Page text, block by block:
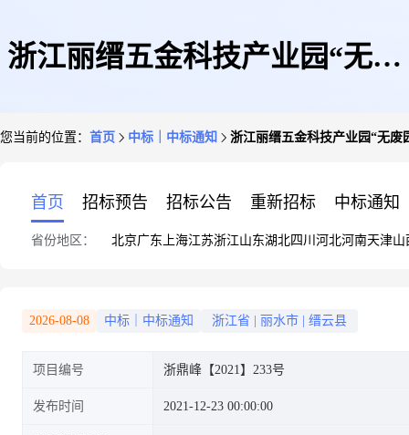
浙江丽缙五金科技产业园“无废
您当前的位置： 首页 中标｜中标通知 浙江丽缙五金科技产业园“无废
首页 招标预告 招标公告 重新招标 中标通知
省份地区： 北京广东 上海江苏浙江山东湖北四川 河北河南天津山
2026-08-08 中标｜中标通知 浙江省 丽水市 缙云县
项目编号 浙鼎峰【2021】233号
发布时间 2021-12-23 00:00:00